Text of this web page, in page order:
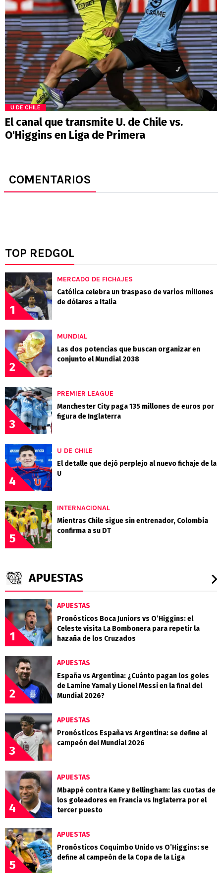
U DE CHILE
El canal que transmite U. de Chile vs.
O'Higgins en Liga de Primera
COMENTARIOS
TOP REDGOL
1
MERCADO DE FICHAJES
Católica celebra un traspaso de varios millones
de dólares a Italia
2
MUNDIAL
Las dos potencias que buscan organizar en
conjunto el Mundial 2038
3
PREMIER LEAGUE
Manchester City paga 135 millones de euros por
figura de Inglaterra
4
U DE CHILE
El detalle que dejó perplejo al nuevo fichaje de la
U
5
INTERNACIONAL
Mientras Chile sigue sin entrenador, Colombia
confirma a su DT
APUESTAS
1
APUESTAS
Pronósticos Boca Juniors vs O’Higgins: el
Celeste visita La Bombonera para repetir la
hazaña de los Cruzados
2
APUESTAS
España vs Argentina: ¿Cuánto pagan los goles
de Lamine Yamal y Lionel Messi en la final del
Mundial 2026?
3
APUESTAS
Pronósticos España vs Argentina: se define al
campeón del Mundial 2026
4
APUESTAS
Mbappé contra Kane y Bellingham: las cuotas de
los goleadores en Francia vs Inglaterra por el
tercer puesto
5
APUESTAS
Pronósticos Coquimbo Unido vs O’Higgins: se
define al campeón de la Copa de la Liga